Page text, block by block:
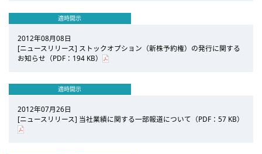
適時開示
2012年08月08日
[ニュースリリース] ストックオプション（新株予約権）の発行に関する
お知らせ（PDF：194 KB）
適時開示
2012年07月26日
[ニュースリリース] 当社業績に関する一部報道について（PDF：57 KB）